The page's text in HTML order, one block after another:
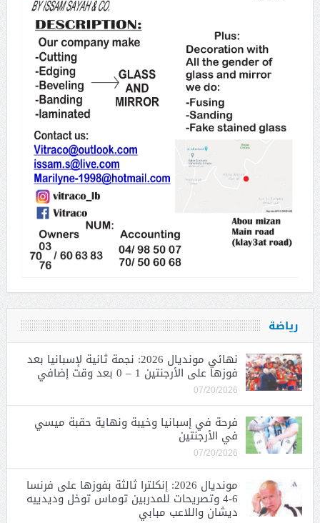
رياضة
نهائي مونديال 2026: نجمة ثانية لإسبانيا بعد
فوزها على الأرجنتين 1 – 0 بعد وقت إضافي
07/20/2026
فرحة في إسبانيا وخيبة ونهاية حقبة ميسي
في الأرجنتين
07/20/2026
مونديال 2026: إنكلترا ثالثة بفوزها على فرنسا
6-4 وتصريحات للمدربين توماس توخل وديدييه
ديشان واللاعب مبابي